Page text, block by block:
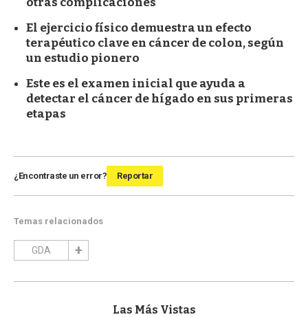
El ejercicio físico demuestra un efecto
terapéutico clave en cáncer de colon, según
un estudio pionero
Este es el examen inicial que ayuda a
detectar el cáncer de hígado en sus primeras
etapas
¿Encontraste un error? Reportar
Temas relacionados
GDA
Las Más Vistas